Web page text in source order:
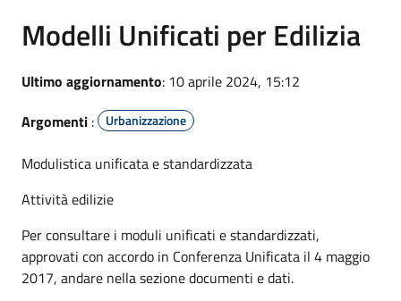
Modelli Unificati per Edilizia
Ultimo aggiornamento: 10 aprile 2024, 15:12
Argomenti : Urbanizzazione
Modulistica unificata e standardizzata
Attività edilizie
Per consultare i moduli unificati e standardizzati,
approvati con accordo in Conferenza Unificata il 4 maggio
2017, andare nella sezione documenti e dati.